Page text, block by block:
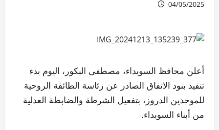
04/05/2025
أعلن محافظ السويداء، مصطفى البكور، اليوم بدء
تنفيذ بنود الاتفاق الصادر عن رئاسة الطائفة الروحية
للموحدين الدروز، بتفعيل الشرطة والضابطة العدلية
من أبناء السويداء.